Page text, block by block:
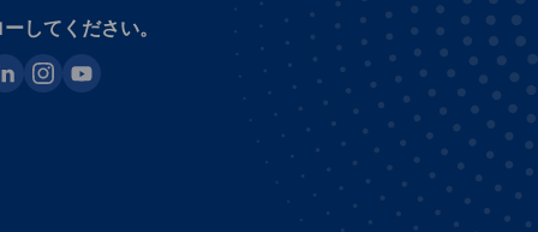
してください。
instagram
youtube